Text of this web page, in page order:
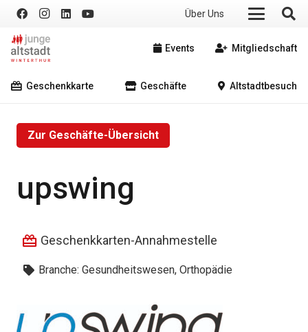
Über Uns
Events Mitgliedschaft
Geschenkkarte Geschäfte Altstadtbesuch
Zur Geschäfte-Übersicht
upswing
Geschenkkarten-Annahmestelle
Branche: Gesundheitswesen, Orthopädie